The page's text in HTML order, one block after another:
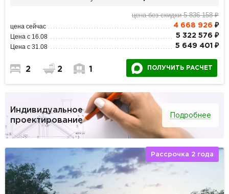
цена без скидки 5 836 158 ₽
цена сейчас 4 668 926 ₽
Цена с 16.08 5 322 576 ₽
Цена с 31.08 5 649 401 ₽
2 2 1 ПОЛУЧИТЬ РАСЧЕТ
Индивидуальное
проектирование
Подробнее
Рассрочка 2 года